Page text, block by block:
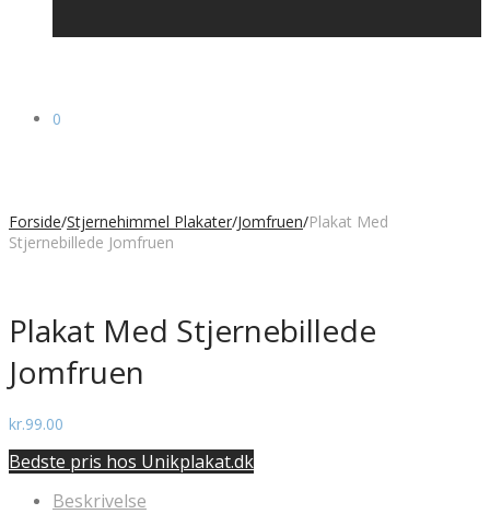
0
Forside/Stjernehimmel Plakater/Jomfruen/Plakat Med
Stjernebillede Jomfruen
Plakat Med Stjernebillede
Jomfruen
kr.99.00
Bedste pris hos Unikplakat.dk
Beskrivelse